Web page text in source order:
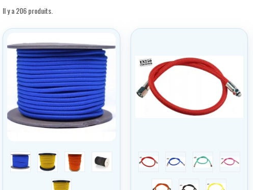
Il y a 206 produits.
modrá yellow oranžová černá
žlutá
červená modrá zelená růžová
oranžová černá žlutá